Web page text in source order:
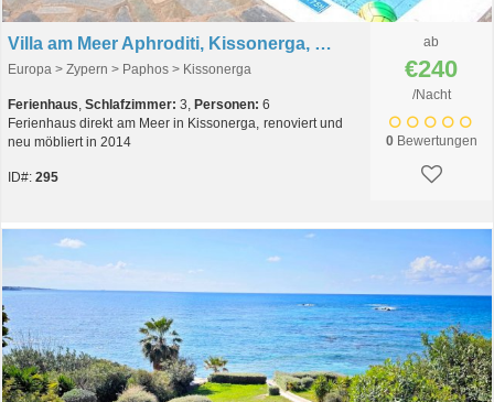
Villa am Meer Aphroditi, Kissonerga, Zypern
Europa > Zypern > Paphos > Kissonerga
Ferienhaus Schlafzimmer: 3, Personen: 6
Ferienhaus direkt am Meer in Kissonerga, renoviert und
neu möbliert in 2014
ID#: 295
ab
€240
/Nacht
0Bewertungen